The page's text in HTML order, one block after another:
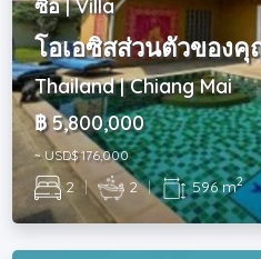
ซื้อ | Villa
โอเอซิสส่วนตัวของ
Thailand | Chiang Mai
฿ 5,800,000
~ USD$ 176,000
2 | 2 | 596 m2